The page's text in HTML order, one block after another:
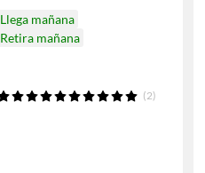
Llega mañana
Retira mañana
(2)